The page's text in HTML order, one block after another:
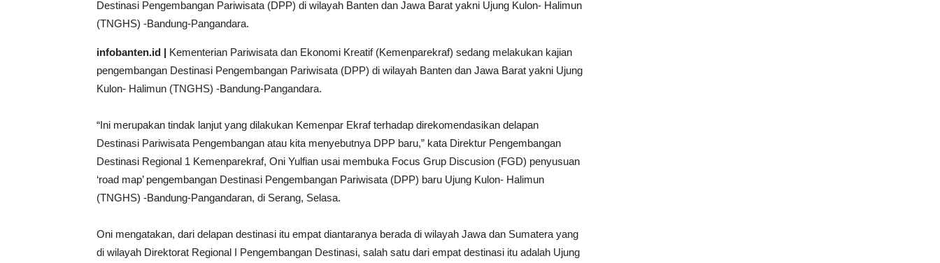
Destinasi Pengembangan Pariwisata (DPP) di wilayah Banten dan Jawa Barat yakni Ujung Kulon- Halimun
(TNGHS) -Bandung-Pangandara.
infobanten.id | Kementerian Pariwisata dan Ekonomi Kreatif (Kemenparekraf) sedang melakukan kajian
pengembangan Destinasi Pengembangan Pariwisata (DPP) di wilayah Banten dan Jawa Barat yakni Ujung
Kulon- Halimun (TNGHS) -Bandung-Pangandara.
“Ini merupakan tindak lanjut yang dilakukan Kemenpar Ekraf terhadap direkomendasikan delapan
Destinasi Pariwisata Pengembangan atau kita menyebutnya DPP baru,” kata Direktur Pengembangan
Destinasi Regional 1 Kemenparekraf, Oni Yulfian usai membuka Focus Grup Discusion (FGD) penyusuan
‘road map’ pengembangan Destinasi Pengembangan Pariwisata (DPP) baru Ujung Kulon- Halimun
(TNGHS) -Bandung-Pangandaran, di Serang, Selasa.
Oni mengatakan, dari delapan destinasi itu empat diantaranya berada di wilayah Jawa dan Sumatera yang
di wilayah Direktorat Regional I Pengembangan Destinasi, salah satu dari empat destinasi itu adalah Ujung